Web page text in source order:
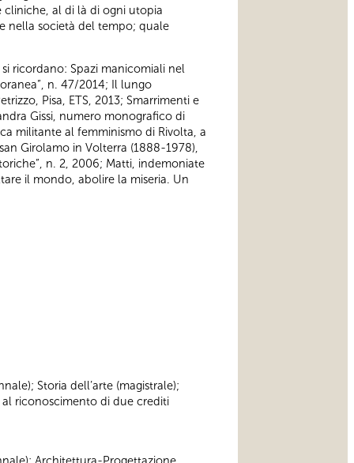
al di là di ogni utopia
nella società del tempo; quale
ricordano: Spazi manicomiali nel
n. 47/2014; Il lungo
Pisa, ETS, 2013; Smarrimenti e
Gissi, numero monografico di
militante al femminismo di Rivolta, a
Girolamo in Volterra (1888-1978),
n. 2, 2006; Matti, indemoniate
il mondo, abolire la miseria. Un
Storia dell’arte (magistrale);
riconoscimento di due crediti